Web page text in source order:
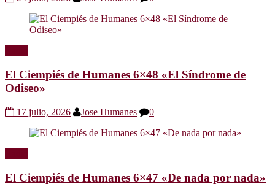
El Ciempiés de Humanes 6×48 «El Síndrome de
Odiseo»
17 julio, 2026 Jose Humanes 0
El Ciempiés de Humanes 6×47 «De nada por nada»